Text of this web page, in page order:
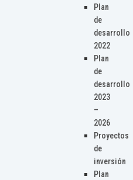
Plan
de
desarrollo
2022
Plan
de
desarrollo
2023
–
2026
Proyectos
de
inversión
Plan